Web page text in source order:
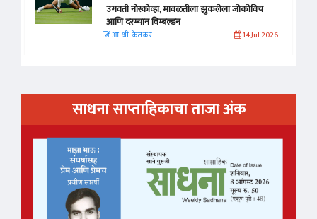
उगवती नोस्कोव्हा, मावळतीला झुकलेला जोकोविच
आणि दरम्यान विम्बल्डन
आ. श्री. केतकर 14 Jul 2026
साधना साप्ताहिकाचा ताजा अंक